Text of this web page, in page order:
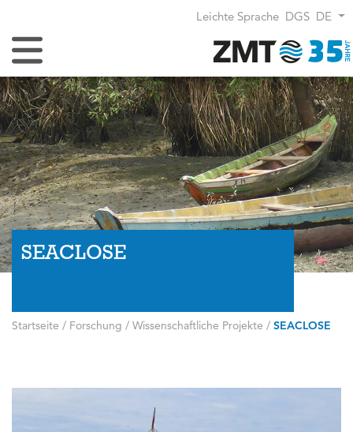
Leichte Sprache DGS DE
Navigation umschalten
SEACLOSE
Startseite / Forschung / Wissenschaftliche Projekte / SEACLOSE